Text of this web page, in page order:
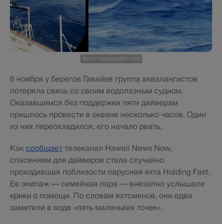
Фото: insideedition.com
6 ноября у берегов Гавайев группа аквалангистов
потеряла связь со своим водолазным судном.
Оказавшимся без поддержки пяти дайверам
пришлось провести в океане несколько часов. Один
из них переохладился, его начало рвать.
Как сообщаеттелеканал Hawaii News Now,
спасением для дайверов стала случайно
проходившая поблизости парусная яхта Holding Fast.
Ее экипаж — семейная пара — внезапно услышали
крики о помощи. По словам яхтсменов, они едва
заметили в воде «пять маленьких точек».